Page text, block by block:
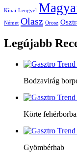
Kínai Lengyel
Német Olasz Orosz
Legújabb
Bodzavirág
Körte
Gyömbérhab